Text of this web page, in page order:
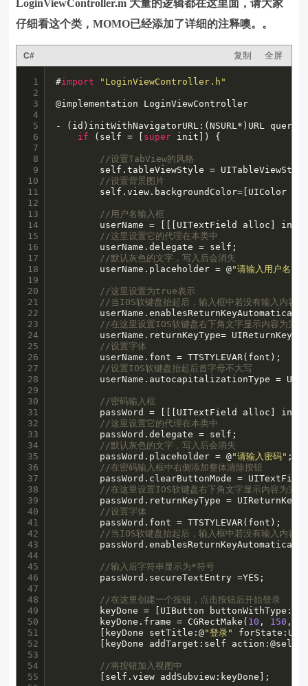
LoginViewController.m 大量的逻辑都在这里面，请大家
仔细看这个类，MOMO已经添加了详细的注释噢。。
C# 复制 全屏
1
2
3
4
5
6
7
8
9
10
11
12
13
14
15
16
17
18
19
20
21
22
23
24
25
26
27
28
29
30
31
32
33
34
35
36
37
38
39
40
41
42
43
44
45
46
47
48
49
50
51
52
53
54
55
#import "LoginViewController.h"
@implementation LoginViewController
- (id)initWithNavigatorURL:(NSURL*)URL
if (self = [ super init]) {
//设置TabView的风格
self.tableViewStyle =
//设置背景图片
self.view.backgroundColor=[UIColor
//用户名输入框
userName = [[[UITextField alloc]
//这里设置它的代理在本类中
        userName.delegate = self;
//默认灰色的文字，写入后会消失
        userName.placeholder = @
"请输入用户名"
//这里设置为true表示
//当IOS软键盘抬起后，输入框中若没有输入内容
//在这里设置IOS软键盘右下角文字显示内容为完
userName.returnKeyType=
//设置字体
        userName.font = TTSTYLEVAR(font);
//设置IOS软键盘抬起后首字母不大写
userName.autocapitalizationType =
//密码输入框
passWord = [[[UITextField alloc]
//这里设置它的代理在本类中
        passWord.delegate = self;
//默认灰色的文字，写入后会消失
        passWord.placeholder = @
"请输入密码" ;
//在密码输入框中右侧添加整体清除按钮
passWord.clearButtonMode =
//在这里设置IOS软键盘右下角文字显示内容为完
passWord.returnKeyType =
//设置字体
        passWord.font = TTSTYLEVAR(font);
//当IOS软键盘抬起后，输入框中若没有输入内容
//输入后字符串显示为*符号
        passWord.secureTextEntry =YES;
//在这里创建一个按钮，点击按钮后开始登录
keyDone = [UIButton
        keyDone.frame = CGRectMake(
10 , 150 ,
        [keyDone setTitle:@
"登录"
[keyDone addTarget:self
//将按钮加入视图中
        [self.view addSubview:keyDone];